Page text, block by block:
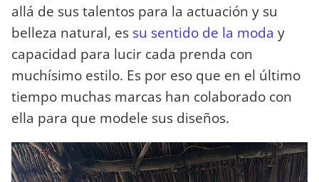
allá de sus talentos para la actuación y su
belleza natural, es su sentido de la moda y
capacidad para lucir cada prenda con
muchísimo estilo. Es por eso que en el último
tiempo muchas marcas han colaborado con
ella para que modele sus diseños.